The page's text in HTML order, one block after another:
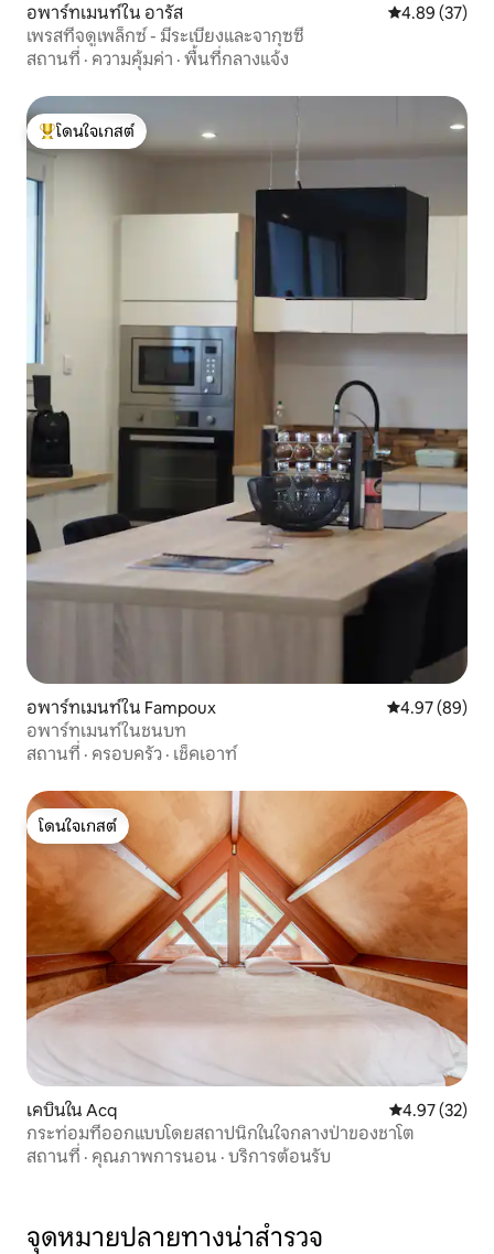
อพาร์ทเมนท์ใน อารัส คะแนนเฉลี่ย
4.89 (37)
เพรสทีจดูเพล็กซ์ - มีระเบียงและจากุซซี่
สถานที่ · ความคุ้มค่า · พื้นที่กลางแจ้ง
โดนใจเกสต์ที่สุด
โดนใจเกสต์
อพาร์ทเมนท์ใน Fampoux คะแนนเฉลี่ย
4.97 (89)
อพาร์ทเมนท์ในชนบท
สถานที่ · ครอบครัว · เช็คเอาท์
โดนใจเกสต์
โดนใจเกสต์
เคบินใน Acq คะแนนเฉลี่ย
4.97 (32)
กระท่อมที่ออกแบบโดยสถาปนิกในใจกลางป่าของชาโต
สถานที่ · คุณภาพการนอน · บริการต้อนรับ
จุดหมายปลายทางน่าสำรวจ